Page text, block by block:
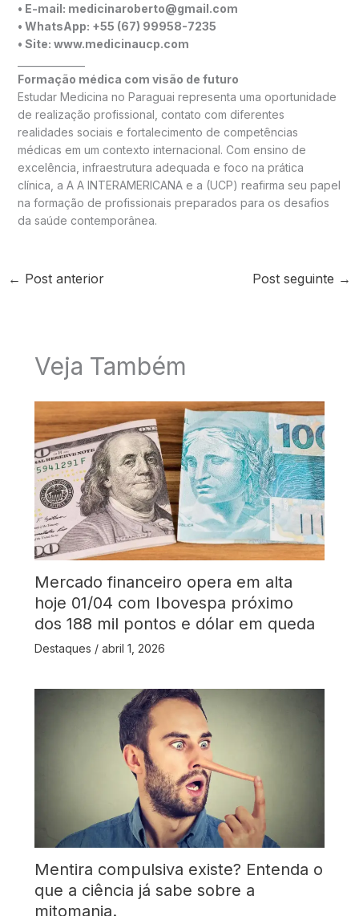
• E-mail: medicinaroberto@gmail.com
• WhatsApp: +55 (67) 99958-7235
• Site: www.medicinaucp.com
Formação médica com visão de futuro
Estudar Medicina no Paraguai representa uma oportunidade
de realização profissional, contato com diferentes
realidades sociais e fortalecimento de competências
médicas em um contexto internacional. Com ensino de
excelência, infraestrutura adequada e foco na prática
clínica, a A A INTERAMERICANA e a (UCP) reafirma seu papel
na formação de profissionais preparados para os desafios
da saúde contemporânea.
← Post anterior Post seguinte →
Veja Também
Mercado financeiro opera em alta
hoje 01/04 com Ibovespa próximo
dos 188 mil pontos e dólar em queda
Destaques / abril 1, 2026
Mentira compulsiva existe? Entenda o
que a ciência já sabe sobre a
mitomania.